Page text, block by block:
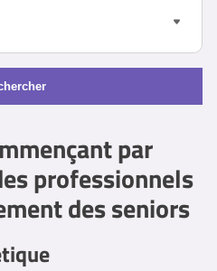
par
professionnels
des seniors